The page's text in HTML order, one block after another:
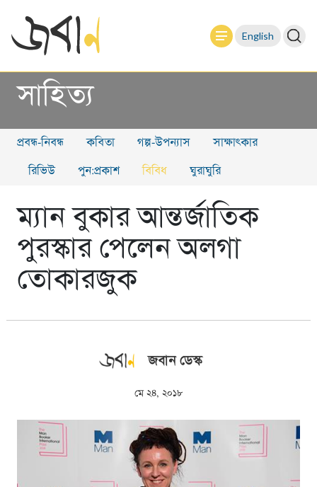
English
সাহিত্য
প্রবন্ধ-নিবন্ধ কবিতা গল্প-উপন্যাস সাক্ষাৎকার
রিভিউ পুন:প্রকাশ বিবিধ ঘুরাঘুরি
ম্যান বুকার আন্তর্জাতিক
পুরস্কার পেলেন অলগা
তোকারজুক
জবান ডেস্ক
মে ২৪, ২০১৮